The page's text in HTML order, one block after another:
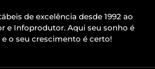
de excelência desde 1992 ao
e Infoprodutor. Aqui seu sonho é
e o seu crescimento é certo!